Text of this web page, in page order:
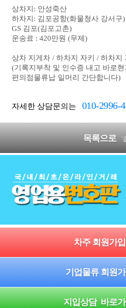
상차지: 안성죽산
하차지: 김포공항(화물청사 강서구)
GS 김포(김포고촌)
운송료 : 420만원 (무제)
상차 지게차 / 하차지 자키 / 하차지
(기록지부착 및 인수증 내고 바로
편의점물류납 일머리 간단합니다)
자세한 상담문의는 010-2996-
목록으로 `
차주 회원가입
기업물류 회원
지입상담 바로